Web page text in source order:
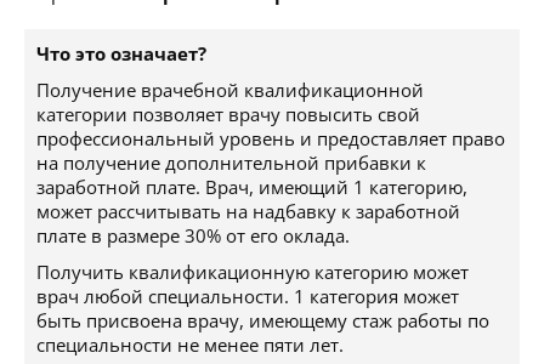
Что это означает?
Получение врачебной квалификационной
категории позволяет врачу повысить свой
профессиональный уровень и предоставляет право
на получение дополнительной прибавки к
заработной плате. Врач, имеющий 1 категорию,
может рассчитывать на надбавку к заработной
плате в размере 30% от его оклада.
Получить квалификационную категорию может
врач любой специальности. 1 категория может
быть присвоена врачу, имеющему стаж работы по
специальности не менее пяти лет.